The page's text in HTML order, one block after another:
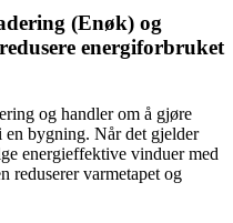
(Enøk) og
energiforbruket
og handler om å gjøre
en bygning. Når det gjelder
energieffektive vinduer med
reduserer varmetapet og